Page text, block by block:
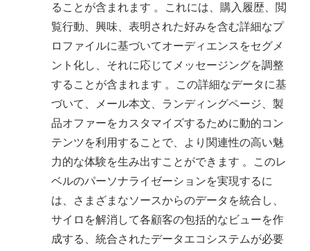
ることが含まれます 。これには、購入履歴、閲
覧行動、興味、表明された好みを含む詳細なプ
ロファイルに基づいてオーディエンスをセグメ
ント化し、それに応じてメッセージングを調整
することが含まれます 。この詳細なデータに基
づいて、メール本文、ランディングページ、製
品オファーをカスタマイズするために動的コン
テンツを利用することで、より関連性の高い魅
力的な体験を生み出すことができます 。このレ
ベルのパーソナライゼーションを実現するに
は、さまざまなソースからのデータを統合し、
サイロを解消して各顧客の包括的なビューを作
成する、統合されたデータエコシステムが必要